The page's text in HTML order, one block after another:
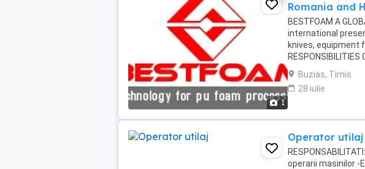
1
Romania and
BESTFOAM A
international
knives, equipment
demands,
Buzias, Timis
28 iulie
Operator utilaj
operarii masinilor -